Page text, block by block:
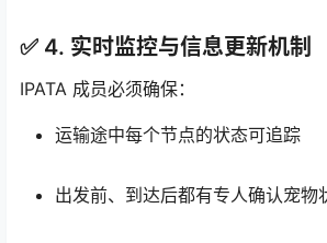
✅ 4. 实时监控与信息更新机制
IPATA 成员必须确保：
运输途中每个节点的状态可追踪
出发前、到达后都有专人确认宠物